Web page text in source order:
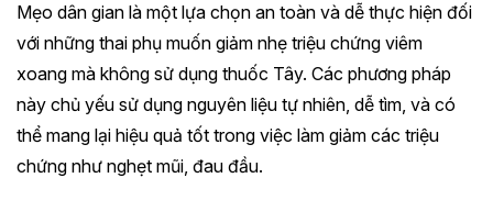
Mẹo dân gian là một lựa chọn an toàn và dễ thực hiện đối
với những thai phụ muốn giảm nhẹ triệu chứng viêm
xoang mà không sử dụng thuốc Tây. Các phương pháp
này chủ yếu sử dụng nguyên liệu tự nhiên, dễ tìm, và có
thể mang lại hiệu quả tốt trong việc làm giảm các triệu
chứng như nghẹt mũi, đau đầu.